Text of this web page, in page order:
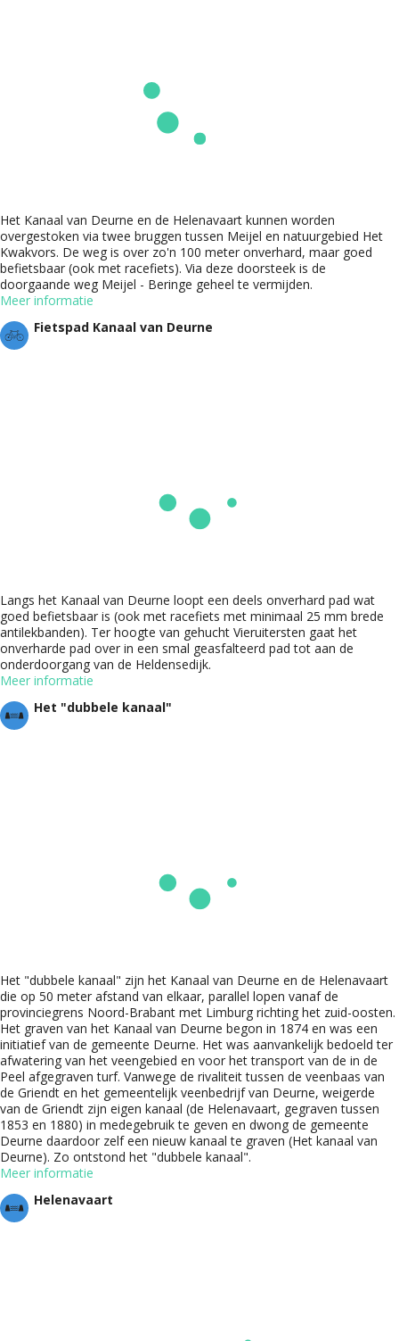
Het Kanaal van Deurne en de Helenavaart kunnen worden
overgestoken via twee bruggen tussen Meijel en natuurgebied Het
Kwakvors. De weg is over zo'n 100 meter onverhard, maar goed
befietsbaar (ook met racefiets). Via deze doorsteek is de
doorgaande weg Meijel - Beringe geheel te vermijden.
Meer informatie
Fietspad Kanaal van Deurne
Langs het Kanaal van Deurne loopt een deels onverhard pad wat
goed befietsbaar is (ook met racefiets met minimaal 25 mm brede
antilekbanden). Ter hoogte van gehucht Vieruitersten gaat het
onverharde pad over in een smal geasfalteerd pad tot aan de
onderdoorgang van de Heldensedijk.
Meer informatie
Het "dubbele kanaal"
Het "dubbele kanaal" zijn het Kanaal van Deurne en de Helenavaart
die op 50 meter afstand van elkaar, parallel lopen vanaf de
provinciegrens Noord-Brabant met Limburg richting het zuid-oosten.
Het graven van het Kanaal van Deurne begon in 1874 en was een
initiatief van de gemeente Deurne. Het was aanvankelijk bedoeld ter
afwatering van het veengebied en voor het transport van de in de
Peel afgegraven turf. Vanwege de rivaliteit tussen de veenbaas van
de Griendt en het gemeentelijk veenbedrijf van Deurne, weigerde
van de Griendt zijn eigen kanaal (de Helenavaart, gegraven tussen
1853 en 1880) in medegebruik te geven en dwong de gemeente
Deurne daardoor zelf een nieuw kanaal te graven (Het kanaal van
Deurne). Zo ontstond het "dubbele kanaal".
Meer informatie
Helenavaart